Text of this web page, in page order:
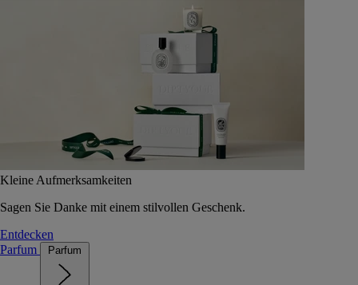
Kleine Aufmerksamkeiten
Sagen Sie Danke mit einem stilvollen Geschenk.
Entdecken
Parfum
Parfum